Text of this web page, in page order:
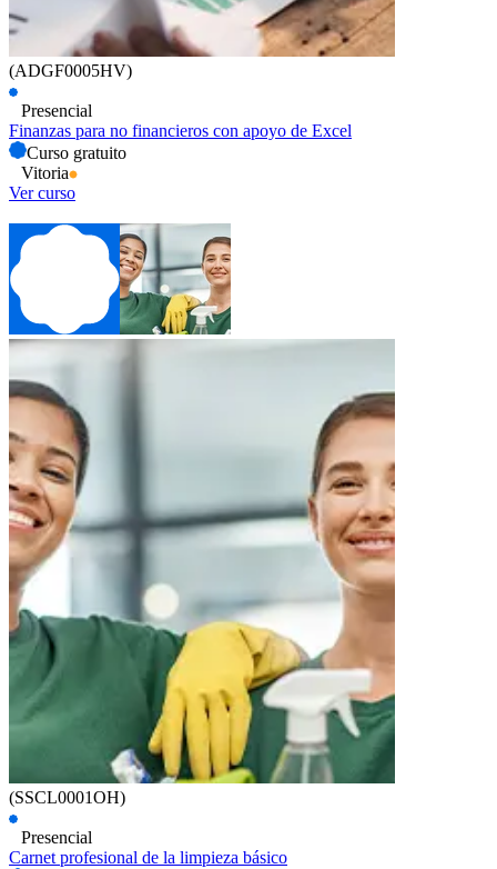
(ADGF0005HV)
Presencial
Finanzas para no financieros con apoyo de Excel
Curso gratuito
Vitoria
Ver curso
(SSCL0001OH)
Presencial
Carnet profesional de la limpieza básico